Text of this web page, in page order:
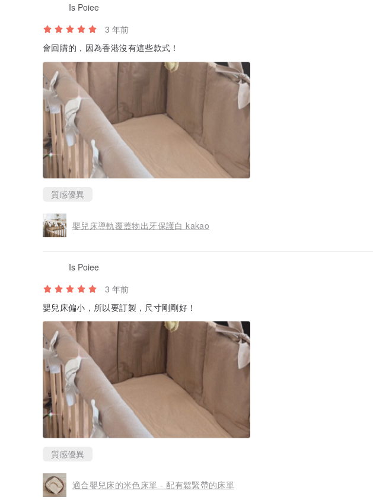
Is Poiee
3 年前
會回購的，因為香港沒有這些款式！
質感優異
嬰兒床導軌覆蓋物出牙保護白 kakao
Is Poiee
3 年前
嬰兒床偏小，所以要訂製，尺寸剛剛好！
質感優異
適合嬰兒床的米色床單 - 配有鬆緊帶的床單